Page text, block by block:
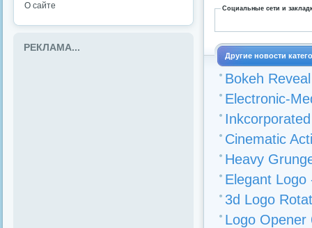
Социальные сети и
Другие новости
Bokeh
Electronic-
Cinematic
Heavy
Elegant
3d Logo
Logo Opener
О сайте
РЕКЛАМА...